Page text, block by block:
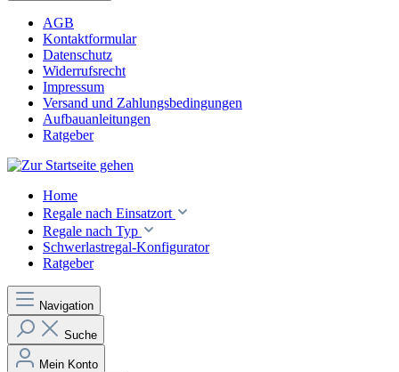
AGB
Kontaktformular
Datenschutz
Widerrufsrecht
Impressum
Versand und Zahlungsbedingungen
Aufbauanleitungen
Ratgeber
Home
Regale nach Einsatzort
Regale nach Typ
Schwerlastregal-Konfigurator
Ratgeber
Navigation
Suche
Mein Konto